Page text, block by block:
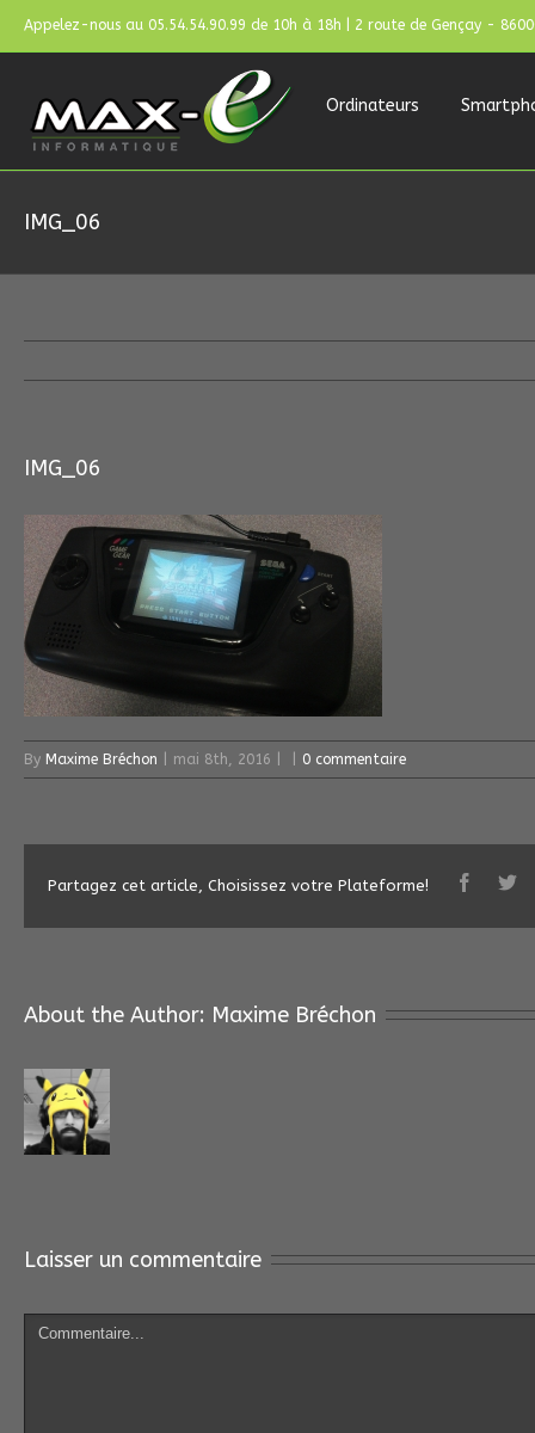
Appelez-nous au 05.54.54.90.99 de 10h à 18h | 2 route de Gençay -
Ordinateurs
IMG_06
IMG_06
By Maxime Bréchon mai 8th, 2016 0 commentaire
Partagez cet article, Choisissez votre Plateforme!
About the Author: Maxime Bréchon
Laisser un commentaire